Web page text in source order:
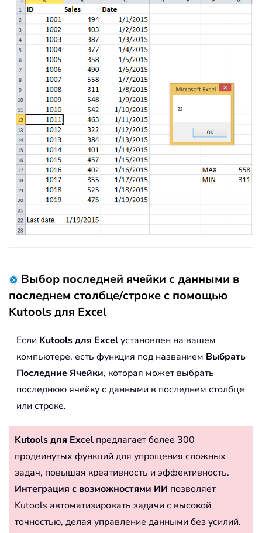
Выбор последней ячейки с данными в
последнем столбце/строке с помощью
Kutools для Excel
Если Kutools для Excelустановлен на вашем
компьютере, есть функция под названием Выбрать
Последние Ячейки, которая может выбрать
последнюю ячейку с данными в последнем столбце
или строке.
Kutools для Excel предлагает более 300
продвинутых функций для упрощения сложных
задач, повышая креативность и эффективность.
Интеграция с возможностями ИИ позволяет
Kutools автоматизировать задачи с высокой
точностью, делая управление данными без усилий.